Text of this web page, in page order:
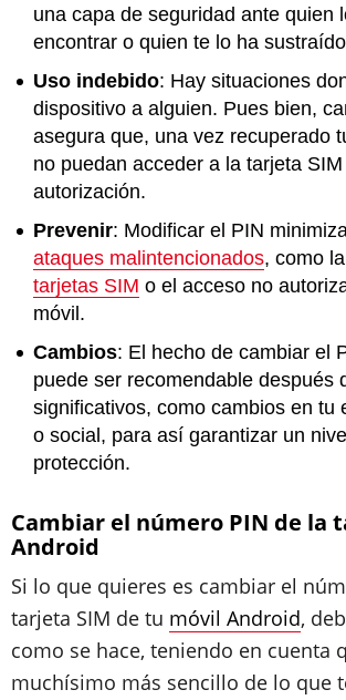
una capa de seguridad ante quien
encontrar o quien te lo ha
Uso indebido: Hay situaciones
dispositivo a alguien. Pues bien,
asegura que, una vez recuperado
no puedan acceder a la tarjeta
autorización.
Prevenir: Modificar el PIN
ataques malintencionados, como la
tarjetas SIM o el acceso no
móvil.
Cambios: El hecho de cambiar el
puede ser recomendable después
significativos, como cambios en tu
o social, para así garantizar un
protección.
Cambiar el número PIN de la
Android
Si lo que quieres es cambiar el
tarjeta SIM de tu móvil Android,
como se hace, teniendo en cuenta
muchísimo más sencillo de lo que